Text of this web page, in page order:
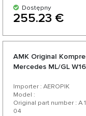
Dostępny
255.23 €
AMK Original
Mercedes ML/GL
Importer : AEROPIK
Model :
Original part number : A
04